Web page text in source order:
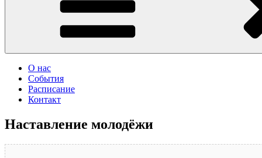
О нас
События
Расписание
Контакт
Наставление молодёжи